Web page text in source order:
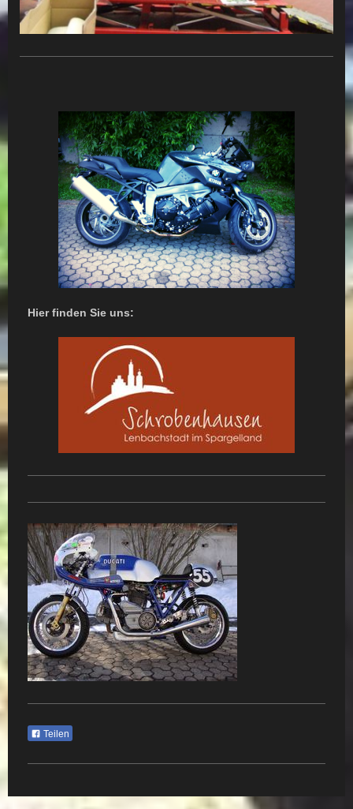
Hier finden Sie uns:
Teilen